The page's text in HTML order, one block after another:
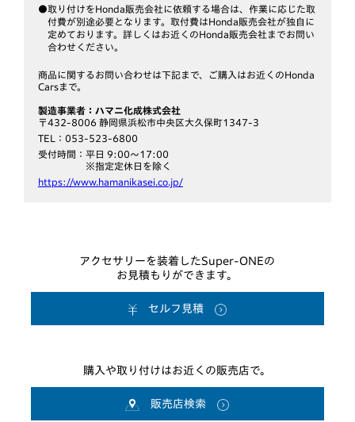
●取り付けをHonda販売会社に依頼する場合は、作業に応じた取
付費が別途必要となります。取付費はHonda販売会社が独自に
定めております。詳しくはお近くのHonda販売会社までお問い
合わせください。
商品に関するお問い合わせは下記まで、ご購入はお近くのHonda
Carsまで。
製造事業者：ハマニ化成株式会社
〒432-8006 静岡県浜松市中央区大久保町1347-3
TEL：053-523-6800
受付時間： 平日 9:00～17:00
※指定定休日を除く
https://www.hamanikasei.co.jp/
アクセサリーを装着したSuper-ONEの
お見積もりができます。
セルフ見積
購入や取り付けはお近くの販売店で。
販売店検索